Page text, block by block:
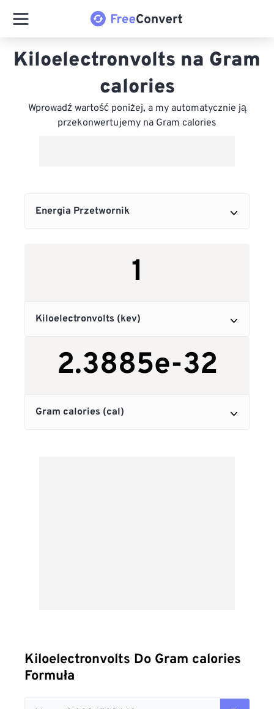
Kiloelectronvolts na Gram
calories
Wprowadź wartość poniżej, a my automatycznie ją
przekonwertujemy na Gram calories
Kiloelectronvolts Do Gram calories
Formuła